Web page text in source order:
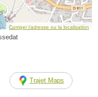
Corriger l’adresse ou la localisation
Trajet Maps